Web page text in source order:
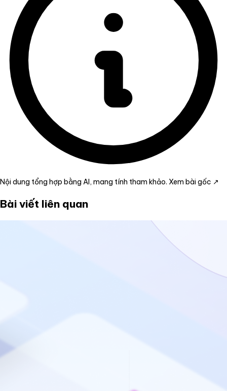
Nội dung tổng hợp bằng AI, mang tính tham khảo. Xem bài gốc ↗
Bài viết liên quan